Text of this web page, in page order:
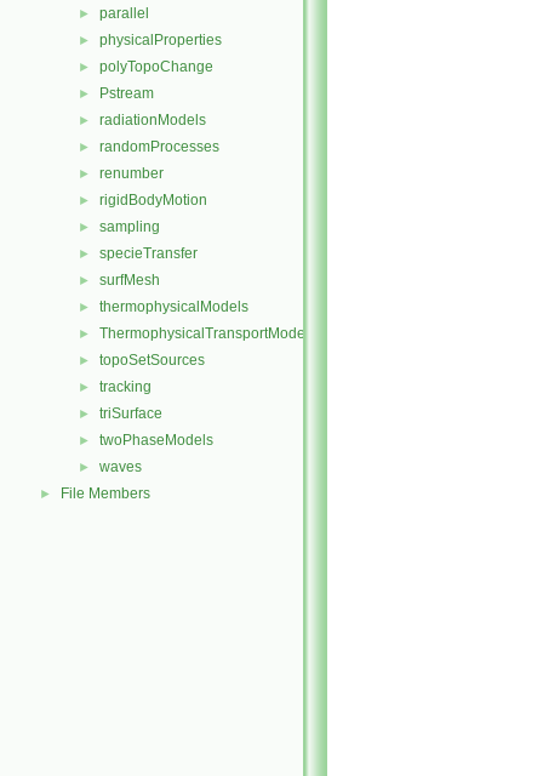
► parallel
► physicalProperties
► polyTopoChange
► Pstream
► radiationModels
► randomProcesses
► renumber
► rigidBodyMotion
► sampling
► specieTransfer
► surfMesh
► thermophysicalModels
► ThermophysicalTransportModels
► topoSetSources
► tracking
► triSurface
► twoPhaseModels
► waves
► File Members